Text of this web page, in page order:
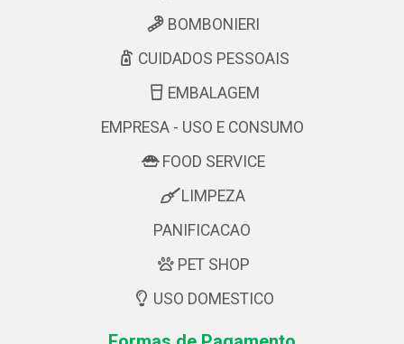
BOMBONIERI
CUIDADOS PESSOAIS
EMBALAGEM
EMPRESA - USO E CONSUMO
FOOD SERVICE
LIMPEZA
PANIFICACAO
PET SHOP
USO DOMESTICO